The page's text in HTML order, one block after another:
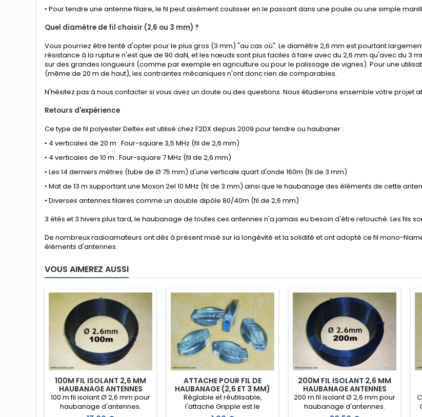
• Pour tendre une antenne filaire, le fil peut aisément coulisser en le passant dans une poulie ou une simple
Quel diamètre de fil choisir (2,6 ou 3 mm) ?
Vous pourriez être tenté d'opter pour le plus gros (3 mm) "au cas où". Le diamètre 2,6 mm est pourtant
résistance à la rupture n'est que de 90 daN, et les nœuds sont plus faciles à faire avec du 2,6 mm qu'avec du 3
sur des grandes longueurs (comme par exemple en agriculture ou pour le palissage de vignes). Pour une
(même de 20 m de haut), les contraintes mécaniques n'ont donc rien de comparables.
N'hésitez pas à nous contacter si vous avez un doute ou des questions. Nous étudierons ensemble votre projet
Retours d'expérience
Ce type de fil polyester Deltex est utilisé chez F2DX depuis 2009 pour tendre ou haubaner :
• 4 verticales de 20 m : Four-square 3,5 MHz (fil de 2,6 mm)
• 4 verticales de 10 m : Four-square 7 MHz (fil de 2,6 mm)
• Les 14 derniers mètres (tube de Ø 75 mm) d'une verticale quart d'onde 160m (fil de 3 mm)
• Mat de 13 m supportant une Moxon 2el 10 MHz (fil de 3 mm) ainsi que le haubanage des éléments de cette
• Diverses antennes filaires comme un double dipôle 80/40m (fil de 2,6 mm)
3 étés et 3 hivers plus tard, le haubanage de toutes ces antennes n'a jamais eu besoin d'être retouché. Les fils
De nombreux radioamateurs ont dès à présent misé sur la longévité et la solidité et ont adopté ce fil mono-
éléments d'antennes.
VOUS AIMEREZ AUSSI
100M FIL ISOLANT 2,6 MM
HAUBANAGE ANTENNES
100 m fil isolant Ø 2,6 mm pour
haubanage d'antennes.
ATTACHE POUR FIL DE
HAUBANAGE (2,6 ET 3 MM)
Réglable et réutilisable,
l'attache Gripple est le
200M FIL ISOLANT 2,6 MM
HAUBANAGE ANTENNES
200 m fil isolant Ø 2,6 mm pour
haubanage d'antennes.